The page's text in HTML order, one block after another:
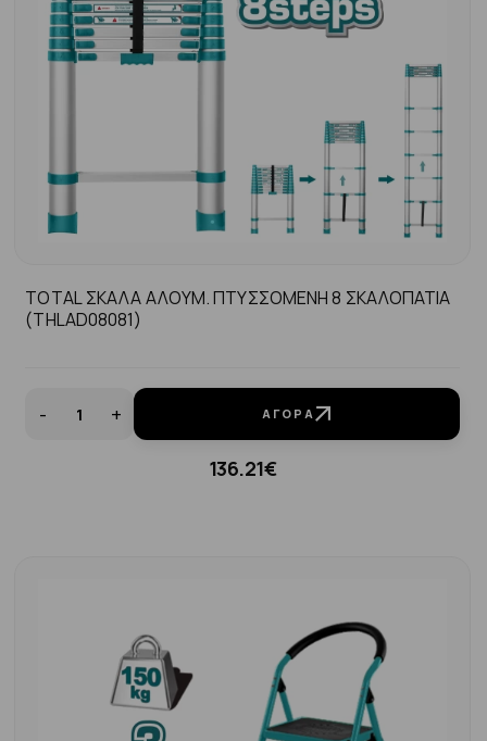
TOTAL ΣΚΑΛΑ ΑΛΟΥΜ. ΠΤΥΣΣΟΜΕΝΗ 8 ΣΚΑΛΟΠΑΤΙΑ
(THLAD08081)
- + ΑΓΟΡΆ
136.21€